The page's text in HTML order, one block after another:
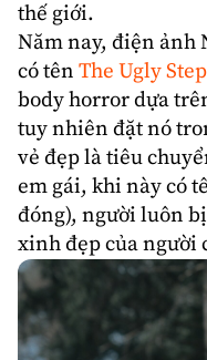
thế giới.
Năm nay, điện ảnh
có tên The Ugly
body horror dựa
tuy nhiên đặt nó
vẻ đẹp là tiêu
em gái, khi này có
đóng), người luôn
xinh đẹp của người